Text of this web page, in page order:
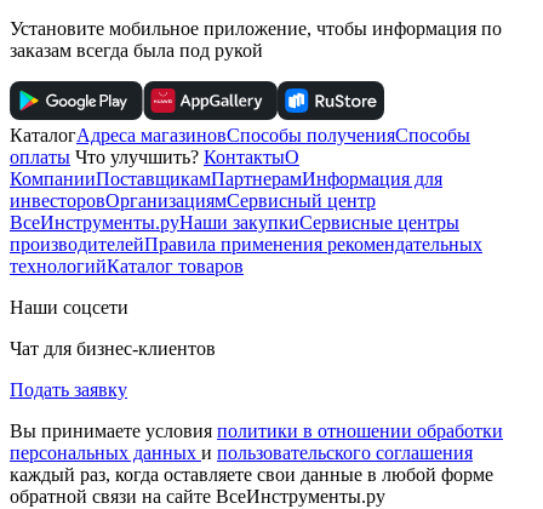
Установите мобильное приложение, чтобы информация по
заказам всегда была под рукой
КаталогАдреса магазиновСпособы полученияСпособы
оплаты Что улучшить? КонтактыО
КомпанииПоставщикамПартнерамИнформация для
инвесторовОрганизациямСервисный центр
ВсеИнструменты.руНаши закупкиСервисные центры
производителейПравила применения рекомендательных
технологийКаталог товаров
Наши соцсети
Чат для бизнес-клиентов
Подать заявку
Вы принимаете условия политики в отношении обработки
персональных данных и пользовательского соглашения
каждый раз, когда оставляете свои данные в любой форме
обратной связи на сайте ВсеИнструменты.ру